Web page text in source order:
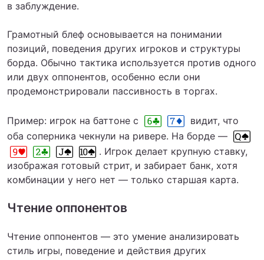
в заблуждение.
Грамотный блеф основывается на понимании
позиций, поведения других игроков и структуры
борда. Обычно тактика используется против одного
или двух оппонентов, особенно если они
продемонстрировали пассивность в торгах.
Пример: игрок на баттоне с
видит, что
оба соперника чекнули на ривере. На борде —
. Игрок делает крупную ставку,
изображая готовый стрит, и забирает банк, хотя
комбинации у него нет — только старшая карта.
Чтение оппонентов
Чтение оппонентов — это умение анализировать
стиль игры, поведение и действия других